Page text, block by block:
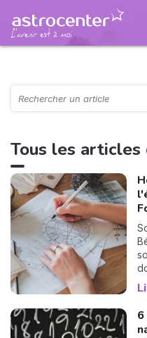
Tous les articles